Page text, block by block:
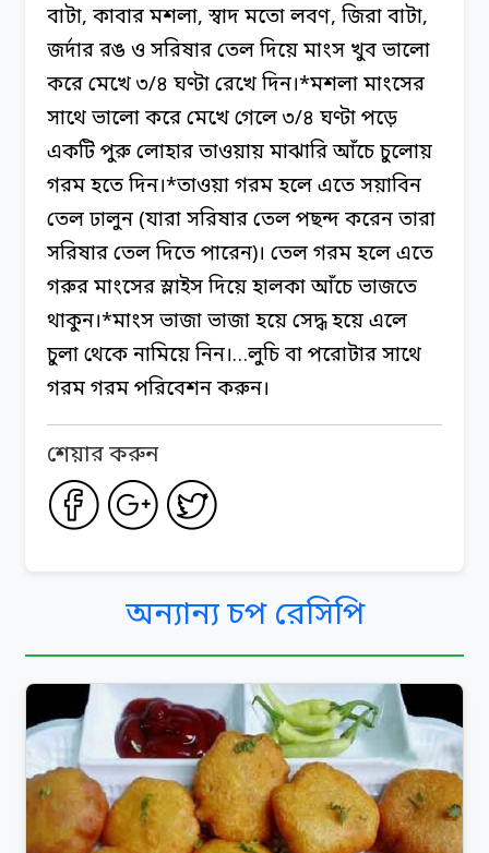
বাটা, কাবার মশলা, স্বাদ মতো লবণ, জিরা বাটা,
জর্দার রঙ ও সরিষার তেল দিয়ে মাংস খুব ভালো
করে মেখে ৩/৪ ঘণ্টা রেখে দিন।*মশলা মাংসের
সাথে ভালো করে মেখে গেলে ৩/৪ ঘণ্টা পড়ে
একটি পুরু লোহার তাওয়ায় মাঝারি আঁচে চুলোয়
গরম হতে দিন।*তাওয়া গরম হলে এতে সয়াবিন
তেল ঢালুন (যারা সরিষার তেল পছন্দ করেন তারা
সরিষার তেল দিতে পারেন)। তেল গরম হলে এতে
গরুর মাংসের স্লাইস দিয়ে হালকা আঁচে ভাজতে
থাকুন।*মাংস ভাজা ভাজা হয়ে সেদ্ধ হয়ে এলে
চুলা থেকে নামিয়ে নিন।…লুচি বা পরোটার সাথে
গরম গরম পরিবেশন করুন।
শেয়ার করুন
অন্যান্য চপ রেসিপি